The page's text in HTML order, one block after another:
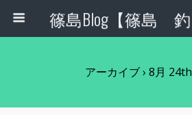
アーカイブ › 8月